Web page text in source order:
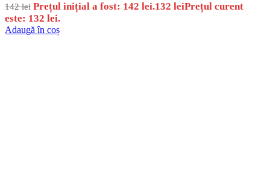
142lei Prețul inițial a fost: 142 lei.132 leiPrețul curent
este: 132 lei.
Adaugă în coș